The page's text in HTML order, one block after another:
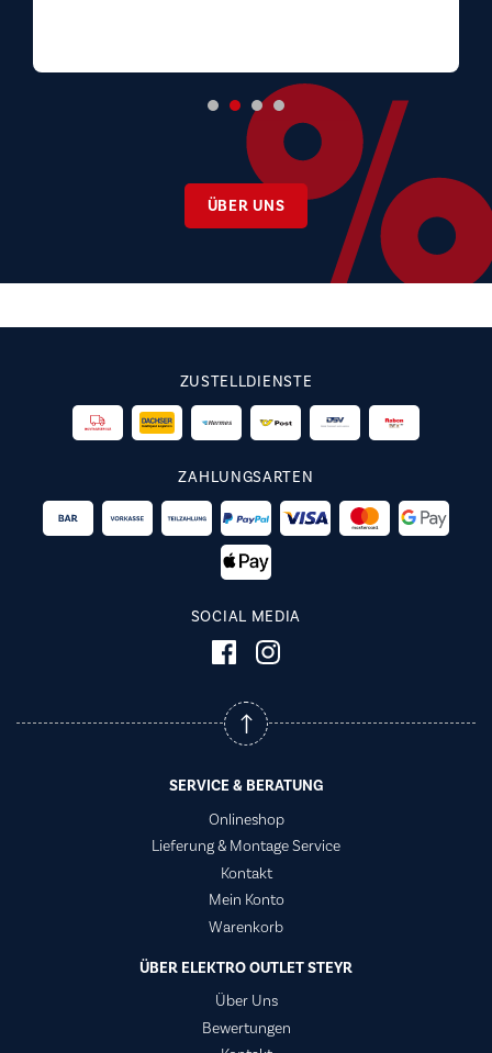
ÜBER UNS
ZUSTELLDIENSTE
ZAHLUNGSARTEN
SOCIAL MEDIA
SERVICE & BERATUNG
Onlineshop
Lieferung & Montage Service
Kontakt
Mein Konto
Warenkorb
ÜBER ELEKTRO OUTLET STEYR
Über Uns
Bewertungen